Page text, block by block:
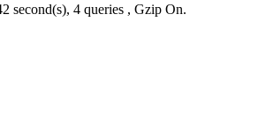
second(s), 4 queries , Gzip On.